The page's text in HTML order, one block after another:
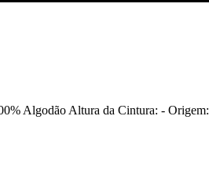
Algodão Altura da Cintura: - Origem: